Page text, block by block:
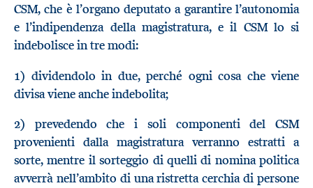
CSM, che è l’organo deputato a garantire l’autonomia
e l’indipendenza della magistratura, e il CSM lo si
indebolisce in tre modi:
1) dividendolo in due, perché ogni cosa che viene
divisa viene anche indebolita;
2) prevedendo che i soli componenti del CSM
provenienti dalla magistratura verranno estratti a
sorte, mentre il sorteggio di quelli di nomina politica
avverrà nell’ambito di una ristretta cerchia di persone